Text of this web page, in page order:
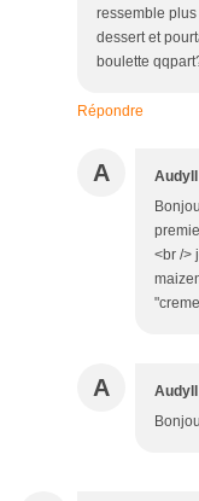
ressemble
dessert et
boulette
Répondre
A Audyll
<br />
A Audyll